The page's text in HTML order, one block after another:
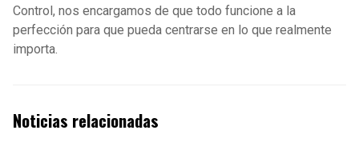
Control, nos encargamos de que todo funcione a la
perfección para que pueda centrarse en lo que realmente
importa.
Noticias relacionadas